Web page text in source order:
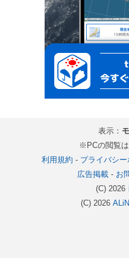
表示：
※PCの閲覧
利用規約 - プライバシ
広告掲載- お
(C) 2026
(C) 2026